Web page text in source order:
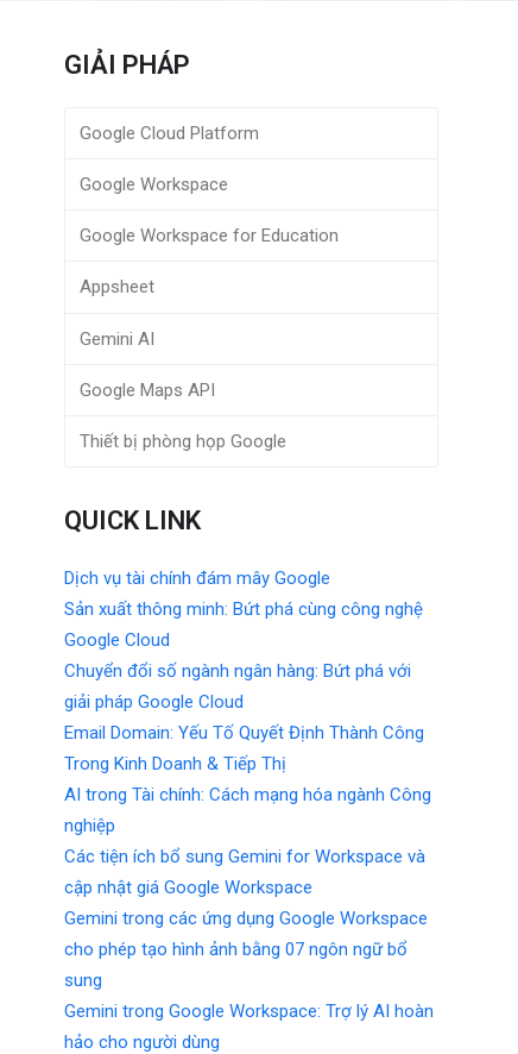
GIẢI PHÁP
Google Cloud Platform
Google Workspace
Google Workspace for Education
Appsheet
Gemini AI
Google Maps API
Thiết bị phòng họp Google
QUICK LINK
Dịch vụ tài chính đám mây Google
Sản xuất thông minh: Bứt phá cùng công nghệ
Google Cloud
Chuyển đổi số ngành ngân hàng: Bứt phá với
giải pháp Google Cloud
Email Domain: Yếu Tố Quyết Định Thành Công
Trong Kinh Doanh & Tiếp Thị
AI trong Tài chính: Cách mạng hóa ngành Công
nghiệp
Các tiện ích bổ sung Gemini for Workspace và
cập nhật giá Google Workspace
Gemini trong các ứng dụng Google Workspace
cho phép tạo hình ảnh bằng 07 ngôn ngữ bổ
sung
Gemini trong Google Workspace: Trợ lý AI hoàn
hảo cho người dùng